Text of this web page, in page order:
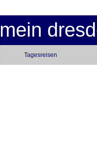
mein
Tagesreisen